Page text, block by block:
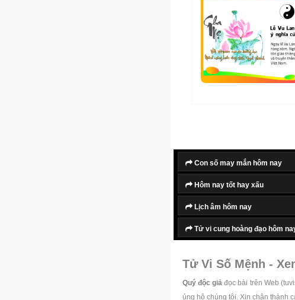
Con số may mắn hôm nay
Hôm nay tốt hay xấu
Lịch âm hôm nay
Tử vi cung hoàng đạo hôm
Tử Vi Số Mệnh -
Quý độc giả đọc bài trên Web
ủng hộ chúng tôi. Xin chân thành